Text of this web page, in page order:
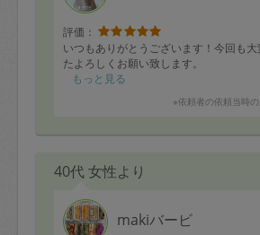
評価：
いつもありがとうございます！今回も大
たよろしくお願い致します。
もっと見る
※依頼者の依頼当時の
40代 女性より
makiバービ